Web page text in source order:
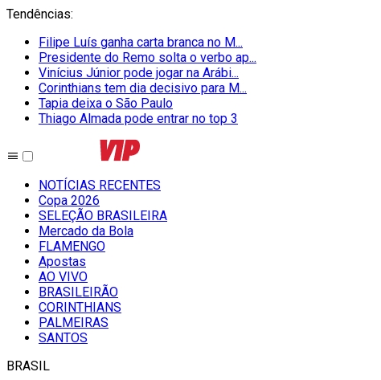
Tendências:
Filipe Luís ganha carta branca no M...
Presidente do Remo solta o verbo ap...
Vinícius Júnior pode jogar na Arábi...
Corinthians tem dia decisivo para M...
Tapia deixa o São Paulo
Thiago Almada pode entrar no top 3
NOTÍCIAS RECENTES
Copa 2026
SELEÇÃO BRASILEIRA
Mercado da Bola
FLAMENGO
Apostas
AO VIVO
BRASILEIRÃO
CORINTHIANS
PALMEIRAS
SANTOS
BRASIL